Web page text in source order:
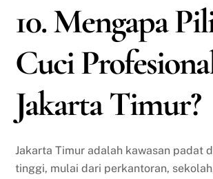
10. Mengapa
Cuci
Jakarta Timur?
Jakarta Timur adalah kawasan padat
tinggi, mulai dari perkantoran,